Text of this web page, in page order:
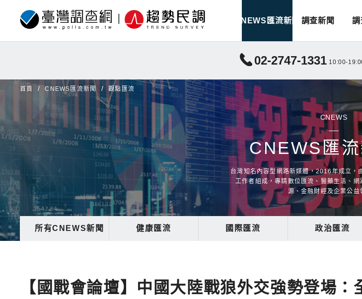
CNEWS匯流新聞 調查新聞 調
02-2747-1331 10:00-
首頁 CNEWS匯流新聞 觀點匯流
CNEWS
CNEWS匯
台灣知名內容型網路新媒體，2016年成立，
工作者組成，專精數位匯流、醫藥生活、
源、金融財經及企業公益
所有CNEWS新聞 健康匯流 國際匯流 政治匯流
【國戰會論壇】中國大陸戰狼外交強勢登場：